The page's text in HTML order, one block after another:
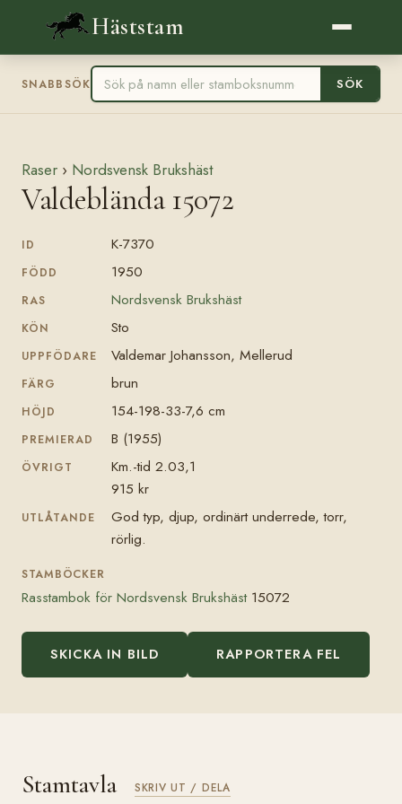
Häststam
SNABBSÖK SÖK
Raser › Nordsvensk Brukshäst
Valdeblända 15072
ID K-7370
FÖDD 1950
RAS Nordsvensk Brukshäst
KÖN Sto
UPPFÖDARE Valdemar Johansson, Mellerud
FÄRG brun
HÖJD 154-198-33-7,6 cm
PREMIERAD B (1955)
ÖVRIGT
Km.-tid 2.03,1
915 kr
UTLÅTANDE
God typ, djup, ordinärt underrede, torr,
rörlig.
STAMBÖCKER
Rasstambok för Nordsvensk Brukshäst15072
SKICKA IN BILD RAPPORTERA FEL
Stamtavla SKRIV UT / DELA